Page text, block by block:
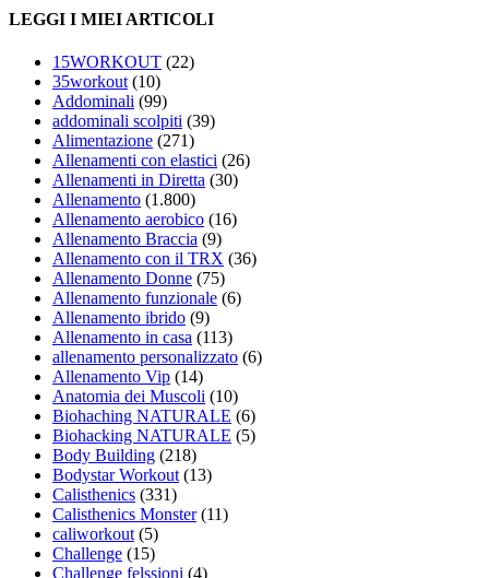
LEGGI I MIEI ARTICOLI
15WORKOUT (22)
35workout (10)
Addominali (99)
addominali scolpiti (39)
Alimentazione (271)
Allenamenti con elastici (26)
Allenamenti in Diretta (30)
Allenamento (1.800)
Allenamento aerobico (16)
Allenamento Braccia (9)
Allenamento con il TRX (36)
Allenamento Donne (75)
Allenamento funzionale (6)
Allenamento ibrido (9)
Allenamento in casa (113)
allenamento personalizzato (6)
Allenamento Vip (14)
Anatomia dei Muscoli (10)
Biohaching NATURALE (6)
Biohacking NATURALE (5)
Body Building (218)
Bodystar Workout (13)
Calisthenics (331)
Calisthenics Monster(11)
caliworkout (5)
Challenge (15)
Challenge felssioni (4)